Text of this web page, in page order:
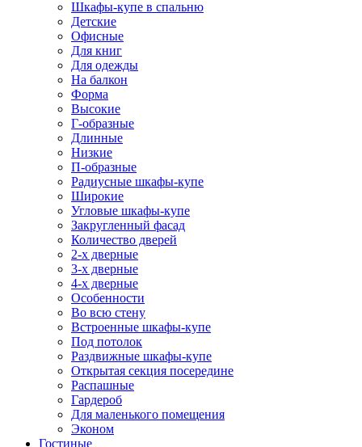
Шкафы-купе в спальню
Детские
Офисные
Для книг
Для одежды
На балкон
Форма
Высокие
Г-образные
Длинные
Низкие
П-образные
Радиусные шкафы-купе
Широкие
Угловые шкафы-купе
Закругленный фасад
Количество дверей
2-х дверные
3-х дверные
4-х дверные
Особенности
Во всю стену
Встроенные шкафы-купе
Под потолок
Раздвижные шкафы-купе
Открытая секция посередине
Распашные
Гардероб
Для маленького помещения
Эконом
Гостиные